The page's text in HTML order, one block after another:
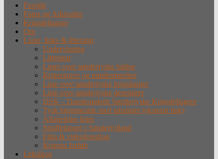
Forside
Fotos og Arkivalier
Krigsdeltagere
Om
Lister, links & litteratur
Undervisning
Litteratur
Lister over sønderjyske faldne
Krigergrave og mindesmærker
Liste over sønderjyske krigsfanger
Liste over sønderjyske desertører
DSK – Dansksindede Sønderjyske Krigsdeltagere
Tysk hjemmeside med tabslister (eksternt link)
Alfabetiske lister
Straffefanger i Sønderjylland
Film & videoforedrag
Krigens forløb
Leksikon